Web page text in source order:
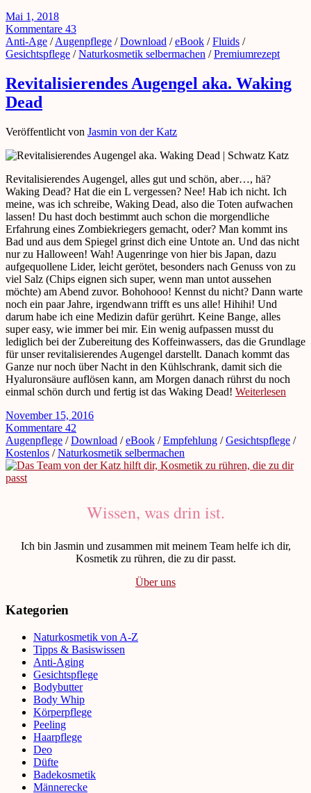
Mai 1, 2018
Kommentare 43
Anti-Age /Augenpflege /Download /eBook /Fluids /
Gesichtspflege /Naturkosmetik selbermachen /Premiumrezept
Revitalisierendes Augengel aka. Waking
Dead
Veröffentlicht von Jasmin von der Katz
Revitalisierendes Augengel, alles gut und schön, aber…, hä?
Waking Dead? Hat die ein L vergessen? Nee! Hab ich nicht. Ich
meine, was ich schreibe, Waking Dead, also die Toten aufwachen
lassen! Du hast doch bestimmt auch schon die morgendliche
Erfahrung eines Zombiekriegers gemacht, oder? Man kommt ins
Bad und aus dem Spiegel grinst dich eine Untote an. Und das nicht
nur zu Halloween! Wah! Augenringe von hier bis Japan, dazu
aufgequollene Lider, leicht gerötet, besonders nach Genuss von zu
viel Salz (Chips eignen sich super, wenn man untot aussehen
möchte) am Abend zuvor. Bohohooo! Kennst du nicht? Dann warte
noch ein paar Jahre, irgendwann trifft es uns alle! Hihihi! Und
darum habe ich eine Medizin dafür gerührt. Keine Bange, alles
super easy, wie immer bei mir. Ein wenig aufpassen musst du
lediglich bei der Zubereitung des Koffeinwassers, das die Grundlage
für unser revitalisierendes Augengel darstellt. Danach kommt das
Ganze nur noch über Nacht in den Kühlschrank, damit sich die
Hyaluronsäure auflösen kann, am Morgen danach rührst du noch
einmal schön durch und fertig ist das Waking Dead! Weiterlesen
November 15, 2016
Kommentare 42
Augenpflege /Download /eBook /Empfehlung /Gesichtspflege /
Kostenlos /Naturkosmetik selbermachen
Wissen, was drin ist.
Ich bin Jasmin und zusammen mit meinem Team helfe ich dir,
Kosmetik zu rühren, die zu dir passt.
Über uns
Kategorien
Naturkosmetik von A-Z
Tipps & Basiswissen
Anti-Aging
Gesichtspflege
Bodybutter
Body Whip
Körperpflege
Peeling
Haarpflege
Deo
Düfte
Badekosmetik
Männerecke